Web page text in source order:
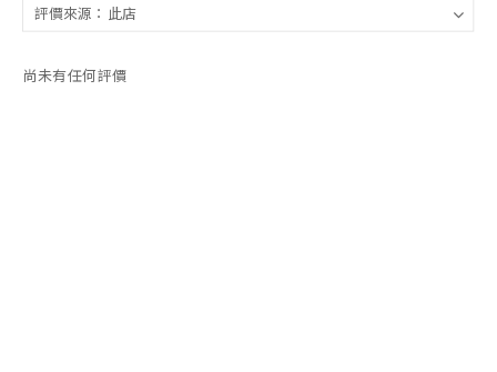
尚未有任何評價